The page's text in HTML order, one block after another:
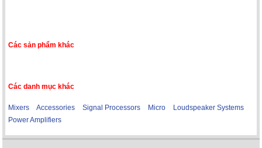
Các sản phẩm khác
Các danh mục khác
Mixers Accessories Signal Processors Micro
Loudspeaker Systems
Power Amplifiers